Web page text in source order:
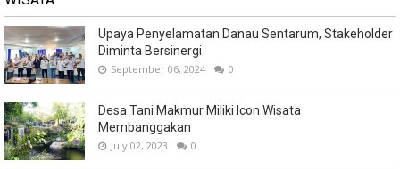
Upaya Penyelamatan Danau Sentarum, Stakeholder
Diminta Bersinergi
September 06, 2024 0
Desa Tani Makmur Miliki Icon Wisata
Membanggakan
July 02, 2023 0